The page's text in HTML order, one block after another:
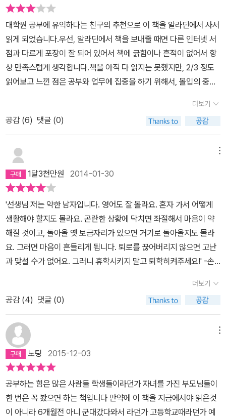
대학원 공부에 유익하다는 친구의 추천으로 이 책을 알라딘에서 사서
읽게 되었습니다.우선, 알라딘에서 책을 보내줄 때면 다른 인터넷 서
점과 다르게 포장이 잘 되어 있어서 책에 긁힘이나 흔적이 없어서 항
상 만족스럽게 생각합니다.책을 아직 다 읽지는 못했지만, 2/3 정도
읽어보고 느낀 점은 공부와 업무에 집중을 하기 위해서, 몰입의 중요
만, 이 책에서 말하는 몰입에 대해서, 개인차이에 대한 내용은 미흡하
지 않나 생각합니다.저도 이 책에서 말하는 몰입을 연구를 할 때 자주
경험을 하고 있습니다.하지만 저의 경우는 저의 의지에 의해 몰입할
때와 주위의 압박에 의해서 몰입을 할 때가 모두 있는데, 주위의 압박
위해서 다른 생각을 하게 되는 경우가 생깁니다. 주위의 다른 친구들
을 보아도, 시험기간의 스트레스 때문에 시험공부에 더 집중을 못하
는 경우를 많이 보게 됩니다. 시험 기간에 스트레스를 피하기 위해서,
게임에 열중을 하거나 다른 취미 생활을 하게 되는 경우를 보게 됩니
다. 스트레스로 인한 서두룸을 피하기 위해서 책을 읽는 친구도 보았
구요. 그런 의미에서 이 책은 몰입을 잘 하는 사람을 더욱 잘하게 만들
기 위한 방법들을 설명 해 놓은 것이 아닌가 싶습니다. 이 책을 찾는
이는 몰입을 경험하기 위해서 몰입하는 법을 배워서 업무나 공부를
더욱 더 잘하고 싶은 사람이 대부분일 것입니다만, 이 책에선 몰입을
래서 저는 이 책을 다른 사람에게 추천하고 싶지 않습니다.
더보기
공감 (6) 댓글 (0)
1달3천만원 2014-01-30
'선생님 저는 약한 남자입니다. 영어도 잘 몰라요. 혼자 가서 어떻게
생활해야 할지도 몰라요. 곤란한 상황에 닥치면 좌절해서 마음이 약
해질 것이고, 돌아올 옛 보금자리가 있으면 거기로 돌아올지도 몰라
요. 그러면 마음이 흔들리게 됩니다. 퇴로를 끊어버리지 않으면 고난
과 맞설 수가 없어요. 그러니 휴학시키지 말고 퇴학히켜주세요!' -손
정의 회장의 말이다.365권을 도전하면서 나에게 정말 필요한 것이
손정의 회장의 고등학교 시절에 갖고 있었던 퇴로를 끊어버리는 간절
한 이 마음이 아닐까 해서이다... 황농문교수는 몰입 1.2권을 출판하
고 몰입으로 인한 학습효과. 이에 대한 실제적 경험을 바탕으로 '공부
하는 힘'이란 책을 출판하게 되었다. 교단에서 학생들에게 그리고 외
적으로도 학생들에게 몰입학습을 학업에 적용시키고 이에 따라 변화
된 사례, 당사자들이 직접 황농문 교수에게 매주마다의 변화과정을
메일로 보내고 피드백하는 과정을 예로 들면서 몰입에 중요성을 독자
들에게 각인시키고자 한다. 몰입은 참선에서 '삼매'라는 상태에 빠져
더보기
공감 (4) 댓글 (0)
노팅 2015-12-03
공부하는 힘은 많은 사람들 학생들이라던가 자녀를 가진 부모님들이
한 번은 꼭 봤으면 하는 책입니다 만약에 이 책을 지금에서야 읽은것
이 아니라 6개월전 아니 군대갔다와서 라던가 고등학교때라던가 예